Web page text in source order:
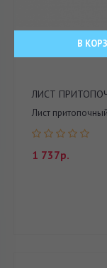
В
ЛИСТ
Лист
1 737р.